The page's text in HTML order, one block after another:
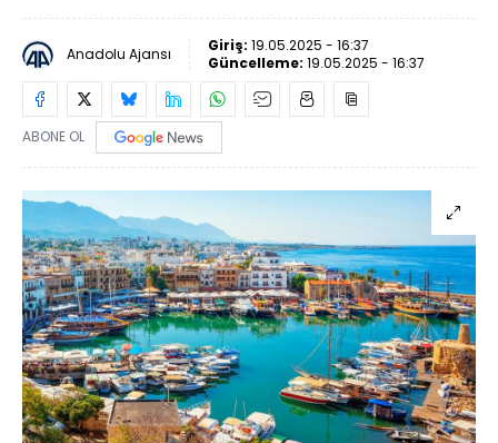
Anadolu Ajansı Giriş: 19.05.2025 - 16:37
Güncelleme: 19.05.2025 - 16:37
ABONE OL